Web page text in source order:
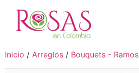
Inicio / Arreglos / Bouquets - Ramos